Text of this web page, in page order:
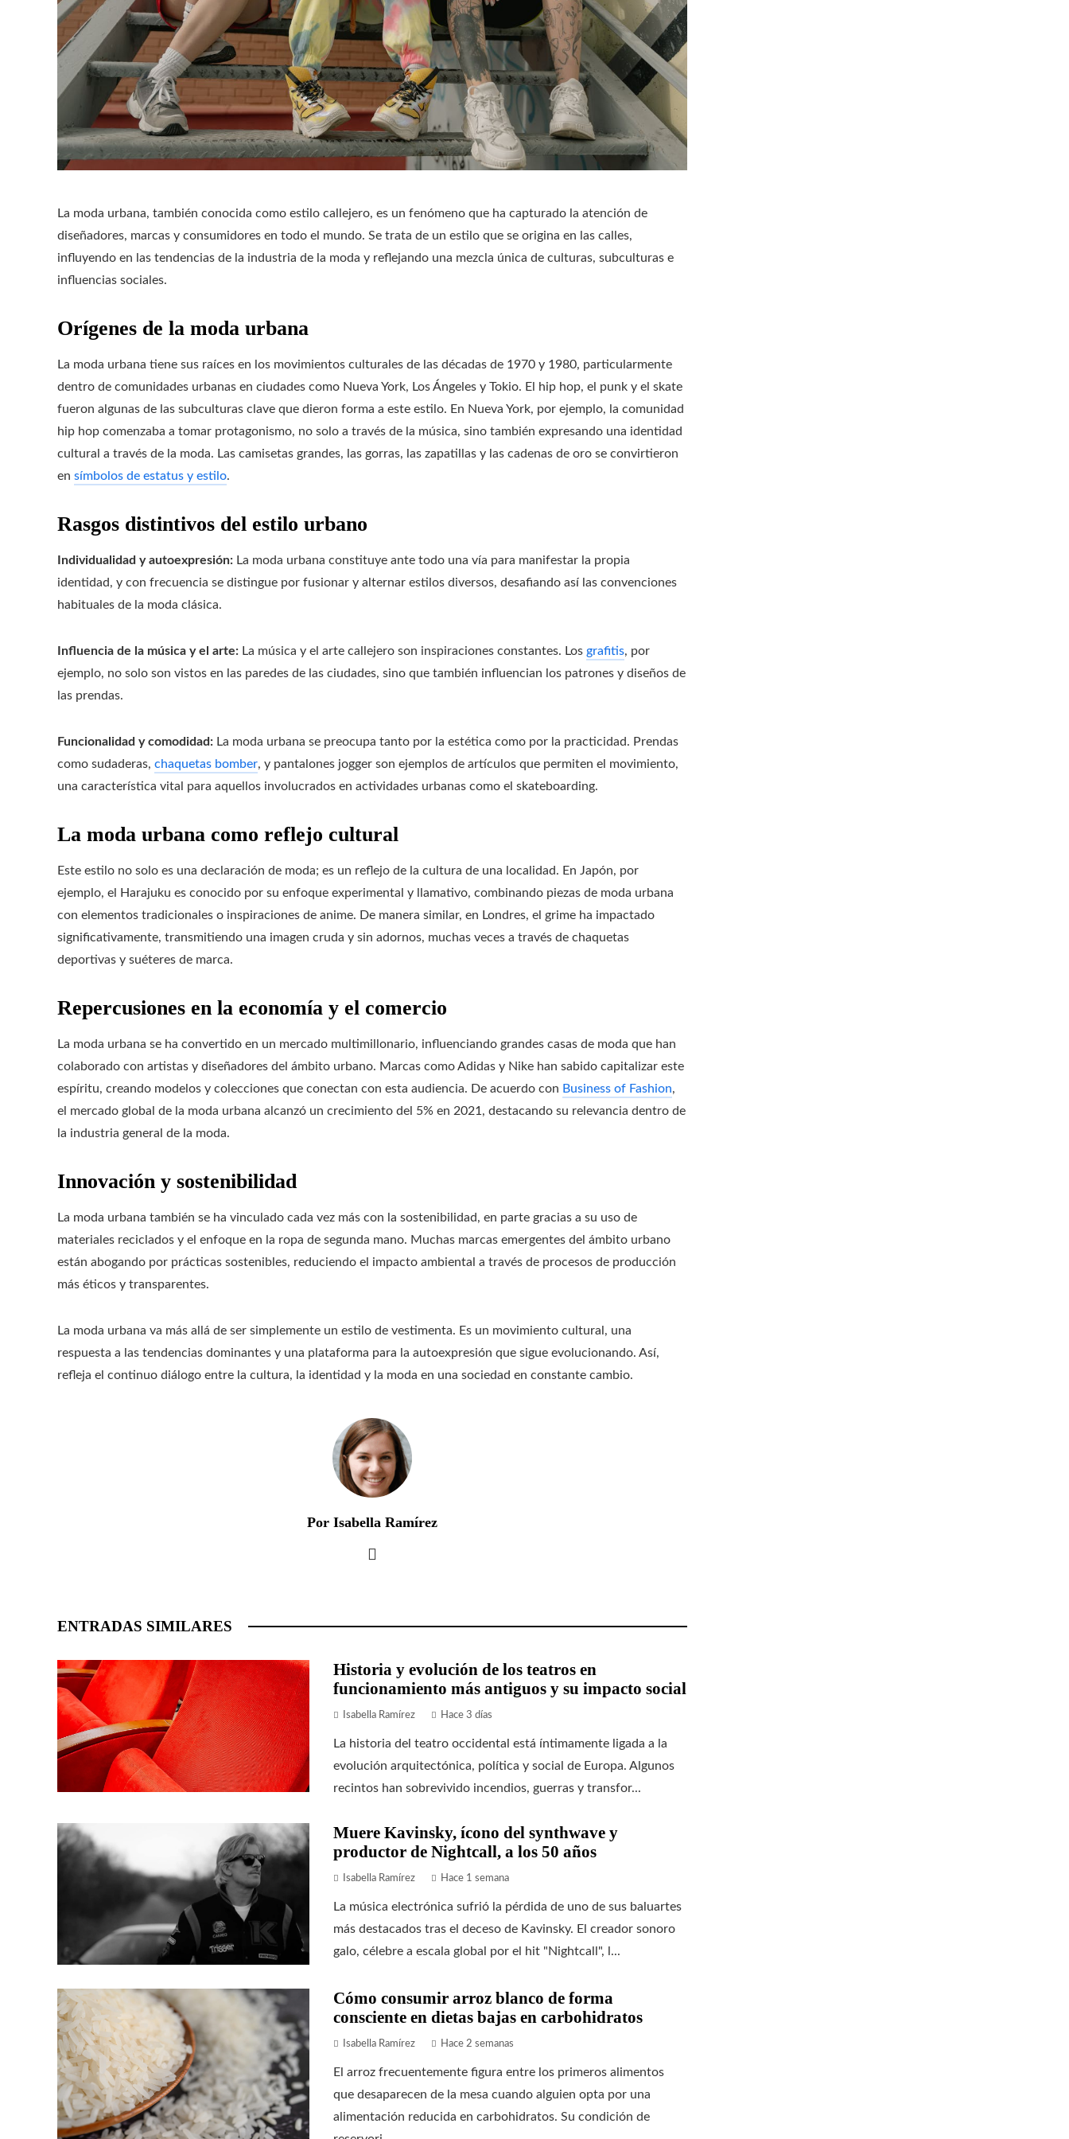
La moda urbana, también conocida como estilo callejero, es un fenómeno que ha capturado la atención de
diseñadores, marcas y consumidores en todo el mundo. Se trata de un estilo que se origina en las calles,
influyendo en las tendencias de la industria de la moda y reflejando una mezcla única de culturas, subculturas e
influencias sociales.
Orígenes de la moda urbana
La moda urbana tiene sus raíces en los movimientos culturales de las décadas de 1970 y 1980, particularmente
dentro de comunidades urbanas en ciudades como Nueva York, Los Ángeles y Tokio. El hip hop, el punk y el skate
fueron algunas de las subculturas clave que dieron forma a este estilo. En Nueva York, por ejemplo, la comunidad
hip hop comenzaba a tomar protagonismo, no solo a través de la música, sino también expresando una identidad
cultural a través de la moda. Las camisetas grandes, las gorras, las zapatillas y las cadenas de oro se convirtieron
en símbolos de estatus y estilo.
Rasgos distintivos del estilo urbano
Individualidad y autoexpresión: La moda urbana constituye ante todo una vía para manifestar la propia
identidad, y con frecuencia se distingue por fusionar y alternar estilos diversos, desafiando así las convenciones
habituales de la moda clásica.
Influencia de la música y el arte: La música y el arte callejero son inspiraciones constantes. Los grafitis, por
ejemplo, no solo son vistos en las paredes de las ciudades, sino que también influencian los patrones y diseños de
las prendas.
Funcionalidad y comodidad: La moda urbana se preocupa tanto por la estética como por la practicidad. Prendas
como sudaderas, chaquetas bomber, y pantalones jogger son ejemplos de artículos que permiten el movimiento,
una característica vital para aquellos involucrados en actividades urbanas como el skateboarding.
La moda urbana como reflejo cultural
Este estilo no solo es una declaración de moda; es un reflejo de la cultura de una localidad. En Japón, por
ejemplo, el Harajuku es conocido por su enfoque experimental y llamativo, combinando piezas de moda urbana
con elementos tradicionales o inspiraciones de anime. De manera similar, en Londres, el grime ha impactado
significativamente, transmitiendo una imagen cruda y sin adornos, muchas veces a través de chaquetas
deportivas y suéteres de marca.
Repercusiones en la economía y el comercio
La moda urbana se ha convertido en un mercado multimillonario, influenciando grandes casas de moda que han
colaborado con artistas y diseñadores del ámbito urbano. Marcas como Adidas y Nike han sabido capitalizar este
espíritu, creando modelos y colecciones que conectan con esta audiencia. De acuerdo con Business of Fashion,
el mercado global de la moda urbana alcanzó un crecimiento del 5% en 2021, destacando su relevancia dentro de
la industria general de la moda.
Innovación y sostenibilidad
La moda urbana también se ha vinculado cada vez más con la sostenibilidad, en parte gracias a su uso de
materiales reciclados y el enfoque en la ropa de segunda mano. Muchas marcas emergentes del ámbito urbano
están abogando por prácticas sostenibles, reduciendo el impacto ambiental a través de procesos de producción
más éticos y transparentes.
La moda urbana va más allá de ser simplemente un estilo de vestimenta. Es un movimiento cultural, una
respuesta a las tendencias dominantes y una plataforma para la autoexpresión que sigue evolucionando. Así,
refleja el continuo diálogo entre la cultura, la identidad y la moda en una sociedad en constante cambio.
Por Isabella Ramírez
ENTRADAS SIMILARES
Historia y evolución de los teatros en
funcionamiento más antiguos y su impacto social
Isabella Ramírez Hace 3 días
La historia del teatro occidental está íntimamente ligada a la
evolución arquitectónica, política y social de Europa. Algunos
recintos han sobrevivido incendios, guerras y transfor...
Muere Kavinsky, ícono del synthwave y
productor de Nightcall, a los 50 años
Isabella Ramírez Hace 1 semana
La música electrónica sufrió la pérdida de uno de sus baluartes
más destacados tras el deceso de Kavinsky. El creador sonoro
galo, célebre a escala global por el hit "Nightcall", l...
Cómo consumir arroz blanco de forma
consciente en dietas bajas en carbohidratos
Isabella Ramírez Hace 2 semanas
El arroz frecuentemente figura entre los primeros alimentos
que desaparecen de la mesa cuando alguien opta por una
alimentación reducida en carbohidratos. Su condición de